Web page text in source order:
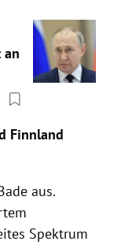
an
Finnland
aus.
Spektrum